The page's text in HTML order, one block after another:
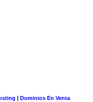
| Dominios En Venta